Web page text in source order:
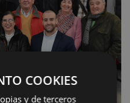
COOKIES
y de terceros